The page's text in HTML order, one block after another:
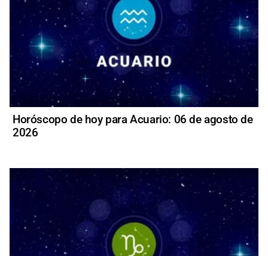
Horóscopo de hoy para Acuario: 06 de agosto de
2026